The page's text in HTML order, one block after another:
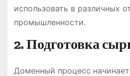
использовать в различных
промышленности.
2. Подготовка
Доменный процесс